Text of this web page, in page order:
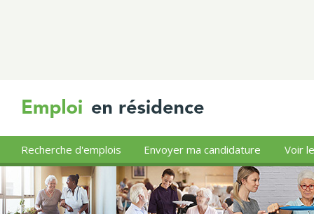
Recherche d'emplois Envoyer ma candidature Voir